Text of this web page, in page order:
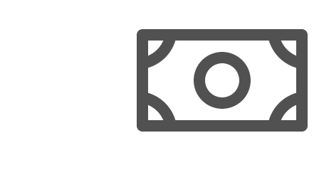
سید
جعفری
عدد